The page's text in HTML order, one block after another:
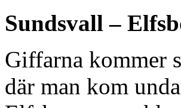
Sundsvall –
Giffarna kommer
där man kom